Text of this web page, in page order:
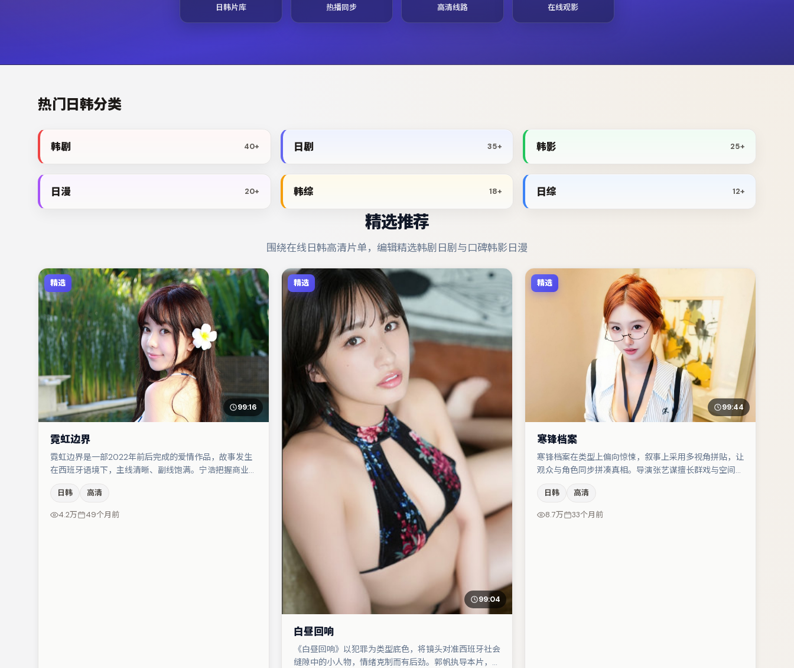
日韩片库 热播同步 高清线路 在线观影
热门日韩分类
韩剧 40+ 日剧 35+ 韩影 25+
日漫 20+ 韩综 18+ 日综 12+
精选推荐
围绕在线日韩高清片单，编辑精选韩剧日剧与口碑韩影日漫
精选
99:16
霓虹边界
霓虹边界是一部2022年前后完成的爱情作品，故事发生
在西班牙语境下，主线清晰、副线饱满。宁浩把握商业节
主演阵容包括胡歌、章子怡、黄渤等，角色动机前后呼
应，适合喜欢抠台词与伏笔的观众。整体完成度较高，适
合周末一口气追完。
日韩 高清
4.2万 49个月前
精选
99:04
白昼回响
《白昼回响》以犯罪为类型底色，将镜头对准西班牙社会
缝隙中的小人物，情绪克制而有后劲。郭帆执导本片，在
精选
99:44
寒锋档案
寒锋档案在类型上偏向惊悚，叙事上采用多视角拼贴，让
观众与角色同步拼凑真相。导演张艺谋擅长群戏与空间压
渤的对手戏构成全片情感锚点，小松菜奈则以细节塑造推
动谜题层层揭开。若你偏爱强类型与清晰主线，这部作品
值得关注。
日韩 高清
8.7万 33个月前